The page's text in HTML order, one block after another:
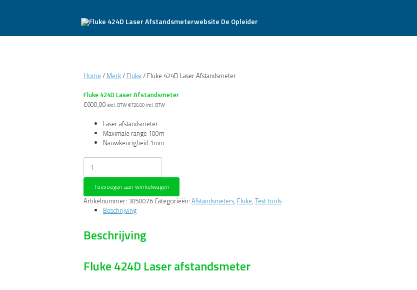
website De Opleider
Home / Merk/ Fluke / Fluke 424D Laser Afstandsmeter
Fluke 424D Laser Afstandsmeter
€600,00 excl. BTW €726,00 incl. BTW
Laser afstandsmeter
Maximale range 100m
Nauwkeurigheid 1mm
Fluke
424D
Laser
Afstandsmeter
aantal
Toevoegen aan winkelwagen
Artikelnummer: 3050076 Categorieën: Afstandsmeters, Fluke, Test tools
Beschrijving
Beschrijving
Fluke 424D Laser afstandsmeter